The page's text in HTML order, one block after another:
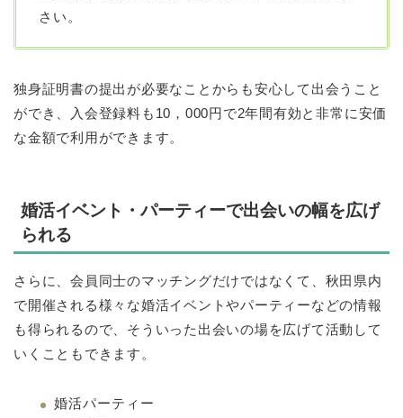
さい。
独身証明書の提出が必要なことからも安心して出会うこと
ができ、入会登録料も10，000円で2年間有効と非常に安価
な金額で利用ができます。
婚活イベント・パーティーで出会いの幅を広げ
られる
さらに、会員同士のマッチングだけではなくて、秋田県内
で開催される様々な婚活イベントやパーティーなどの情報
も得られるので、そういった出会いの場を広げて活動して
いくこともできます。
婚活パーティー